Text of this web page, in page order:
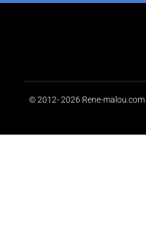
© 2012- 2026 Rene-malou.com